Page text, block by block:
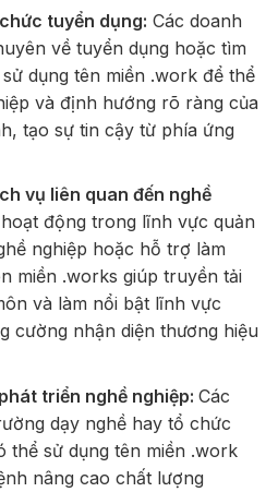
tuyển dụng: Các doanh
về tuyển dụng hoặc tìm
dụng tên miền .work để thể
và định hướng rõ ràng của
tạo sự tin cậy từ phía ứng
vụ liên quan đến nghề
động trong lĩnh vực quản
nghiệp hoặc hỗ trợ làm
miền .works giúp truyền tải
và làm nổi bật lĩnh vực
cường nhận diện thương hiệu
triển nghề nghiệp: Các
dạy nghề hay tổ chức
thể sử dụng tên miền .work
nâng cao chất lượng